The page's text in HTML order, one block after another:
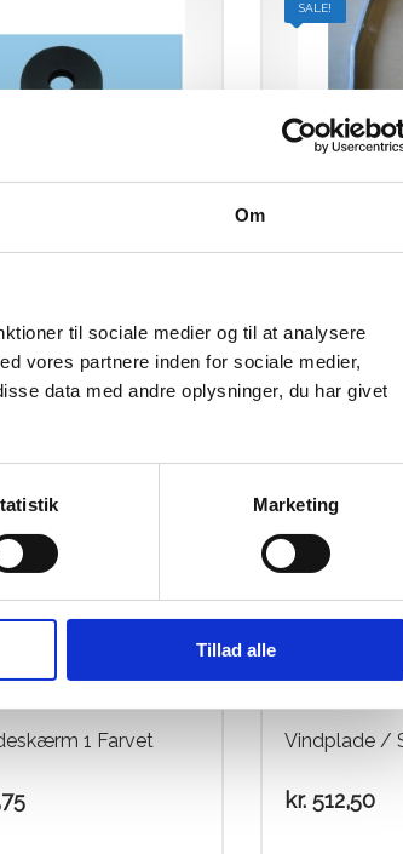
Om
til sociale medier og til at analysere
vores partnere inden for sociale medier,
data med andre oplysninger, du har givet
Marketing
Tillad alle
8,7x25x5mm.
SALE!
RUJ/JJ
Til Ny
RUJ Pushbar 85-
kr. 249,00 kr.
vare
varianter.
Mulighederne
kan
vælges
på
varesiden
1 Farvet Vindplade /
kr.512,50